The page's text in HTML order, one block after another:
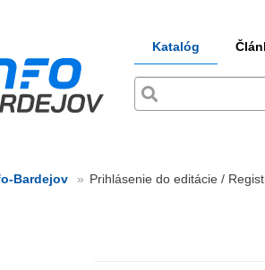
Katalóg
Bardejov Prihlásenie do editácie /